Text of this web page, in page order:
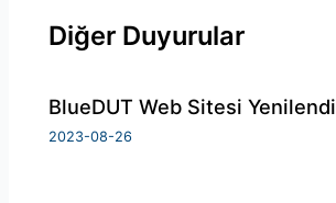
Diğer Duyurular
BlueDUT Web Sitesi Yenilendi
2023-08-26